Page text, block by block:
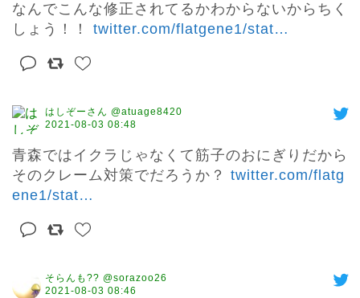
なんでこんな修正されてるかわからないからちく
しょう！！ twitter.com/flatgene1/stat…
はしぞーさん @atuage8420
2021-08-03 08:48
青森ではイクラじゃなくて筋子のおにぎりだから
そのクレーム対策でだろうか？ twitter.com/flatg
ene1/stat…
そらんも?? @sorazoo26
2021-08-03 08:46